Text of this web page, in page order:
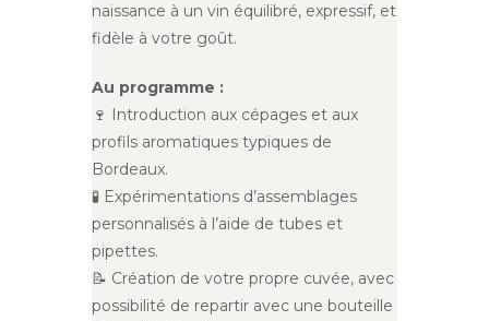
naissance à un vin équilibré, expressif, et
fidèle à votre goût.
Au programme :
🍷 Introduction aux cépages et aux
profils aromatiques typiques de
Bordeaux.
🧪 Expérimentations d’assemblages
personnalisés à l’aide de tubes et
pipettes.
📝 Création de votre propre cuvée, avec
possibilité de repartir avec une bouteille